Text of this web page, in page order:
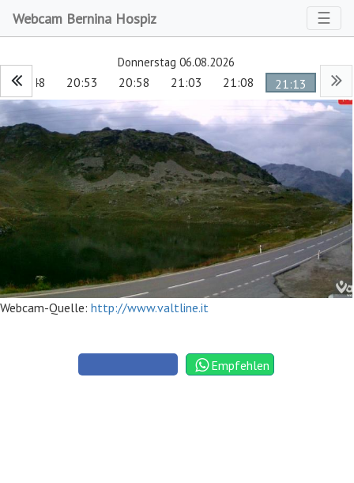
Webcam Bernina Hospiz ☰
Donnerstag 06.08.2026
20:48 20:53 20:58 21:03 21:08 21:13
Webcam-Quelle: http://www.valtline.it
Empfehlen